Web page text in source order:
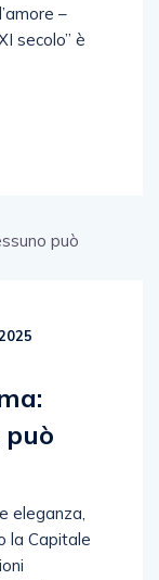
–
secolo” è
può
eleganza,
la Capitale